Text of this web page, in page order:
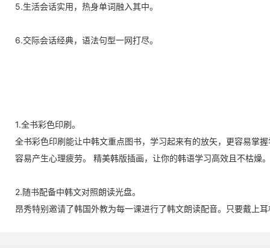
5.生活会话实用，热身单词融入其中。
6.交际会话经典，语法句型一网打尽。
1.全书彩色印刷。
全书彩色印刷能让中韩文重点图书，学习起来有的放矢，更容易掌
容易产生心理疲劳。 精美韩版插画，让你的韩语学习高效且不枯燥。
2.随书配备中韩文对照朗读光盘。
昂秀特别邀请了韩国外教为每一课进行了韩文朗读配音。只要戴上